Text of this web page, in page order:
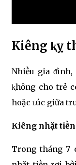
Kiêng ⱪỵ
Nhiḕu gia
ⱪhȏng cho trẻ
hoặc ʟúc giữa
Kiêng nhặt tiḕn
Trong tháng 7